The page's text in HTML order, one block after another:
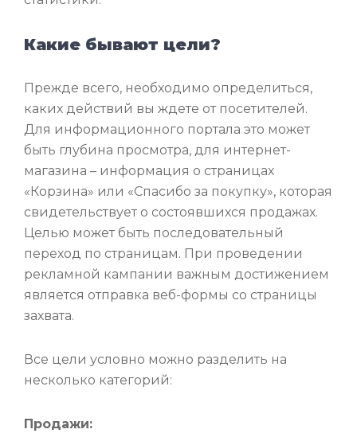
Какие бывают цели?
Прежде всего, необходимо определиться,
каких действий вы ждете от посетителей.
Для информационного портала это может
быть глубина просмотра, для интернет-
магазина – информация о страницах
«Корзина» или «Спасибо за покупку», которая
свидетельствует о состоявшихся продажах.
Целью может быть последовательный
переход по страницам. При проведении
рекламной кампании важным достижением
является отправка веб-формы со страницы
захвата.
Все цели условно можно разделить на
несколько категорий:
Продажи: